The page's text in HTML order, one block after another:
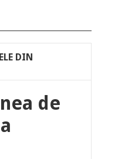
DIN
de